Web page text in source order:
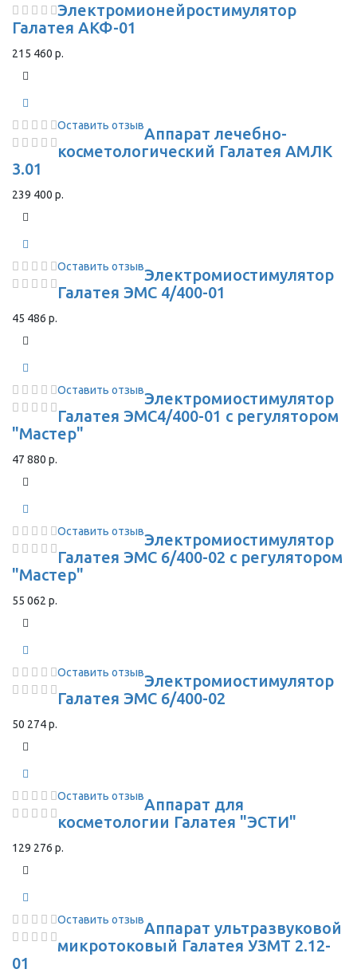
Электромионейростимулятор
Галатея АКФ-01
215 460 р.
Оставить отзывАппарат лечебно-
косметологический Галатея АМЛК
3.01
239 400 р.
Оставить отзывЭлектромиостимулятор
Галатея ЭМС 4/400-01
45 486 р.
Оставить отзывЭлектромиостимулятор
Галатея ЭМС4/400-01 с регулятором
"Мастер"
47 880 р.
Оставить отзывЭлектромиостимулятор
Галатея ЭМС 6/400-02 с регулятором
"Мастер"
55 062 р.
Оставить отзывЭлектромиостимулятор
Галатея ЭМС 6/400-02
50 274 р.
Оставить отзывАппарат для
косметологии Галатея "ЭСТИ"
129 276 р.
Оставить отзывАппарат ультразвуковой
микротоковый Галатея УЗМТ 2.12-
01